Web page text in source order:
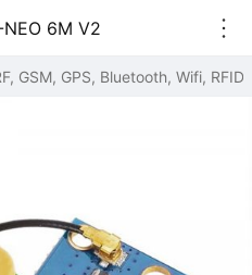
6M V2
GSM, GPS, Bluetooth, Wifi, RFID